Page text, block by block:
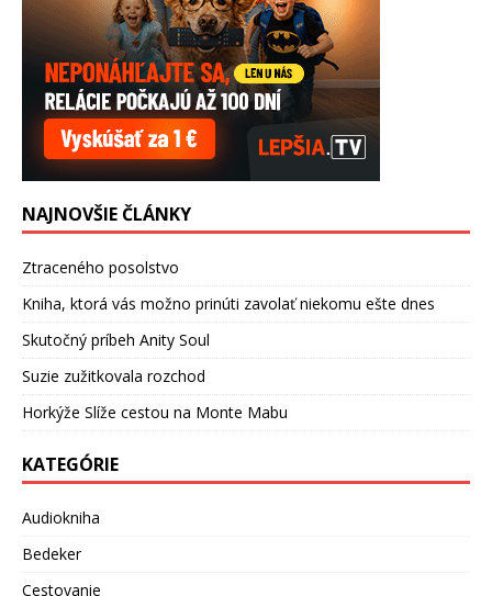
NAJNOVŠIE ČLÁNKY
Ztraceného posolstvo
Kniha, ktorá vás možno prinúti zavolať niekomu ešte dnes
Skutočný príbeh Anity Soul
Suzie zužitkovala rozchod
Horkýže Slíže cestou na Monte Mabu
KATEGÓRIE
Audiokniha
Bedeker
Cestovanie